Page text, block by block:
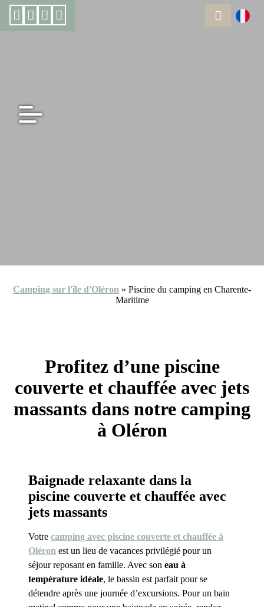
Camping sur l'île d'Oléron » Piscine du camping en Charente-
Maritime
Profitez d’une piscine
couverte et chauffée avec jets
massants dans notre camping
à Oléron
Baignade relaxante dans la
piscine couverte et chauffée avec
jets massants
Votre camping avec piscine couverte et chauffée à
Oléron est un lieu de vacances privilégié pour un
séjour reposant en famille. Avec son eau à
température idéale, le bassin est parfait pour se
détendre après une journée d’excursions. Pour un bain